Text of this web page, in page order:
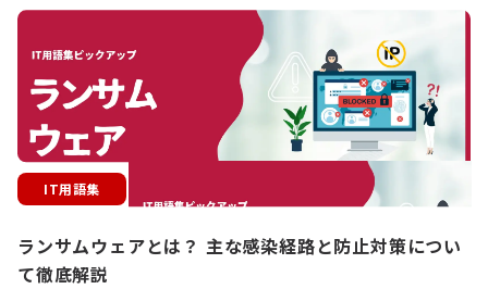
IT用語集
ランサムウェアとは？ 主な感染経路と防止対策につい
て徹底解説